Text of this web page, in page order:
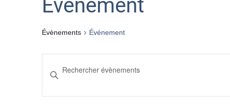
Événement
Évènements Événement
Recherche
mot-